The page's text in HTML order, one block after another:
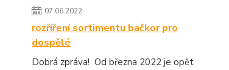
07.06.2022
rozříření sortimentu bačkor pro
dospělé
Dobrá zpráva! Od března 2022 je opět